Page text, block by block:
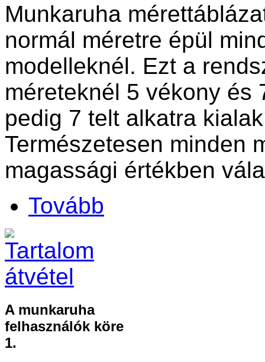
Munkaruha
normál méretre épül
modelleknél. Ezt a
méreteknél 5 vékony és
pedig 7 telt alkatra
Természetesen minden
magassági értékben
Tovább
A munkaruha
felhasználók köre
1.